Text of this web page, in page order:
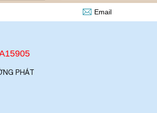
Email
PHÁT